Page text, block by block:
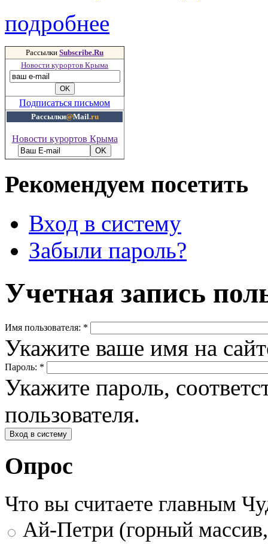
подробнее
Рассылки Subscribe.Ru
Новости курортов Крыма
Подписаться письмом
Рассылки@Mail.ru
Новости курортов Крыма
Рекомендуем посетить
Вход в систему
Забыли пароль?
Учетная запись
Имя пользователя: *
Укажите ваше имя на
Пароль: *
Укажите пароль,
пользователя.
Опрос
Что вы считаете главным
Ай-Петри (горный